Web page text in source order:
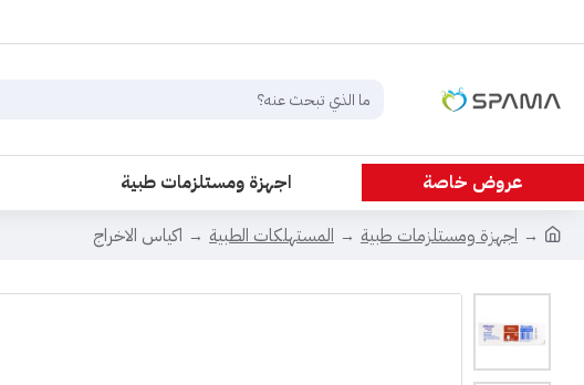
عروض خاصة اجهزة ومستلزمات طبية
اجهزة ومستلزمات طبية
المستهلكات الطبية اكياس الاخراج